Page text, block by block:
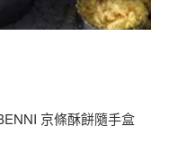
京條酥餅隨手盒